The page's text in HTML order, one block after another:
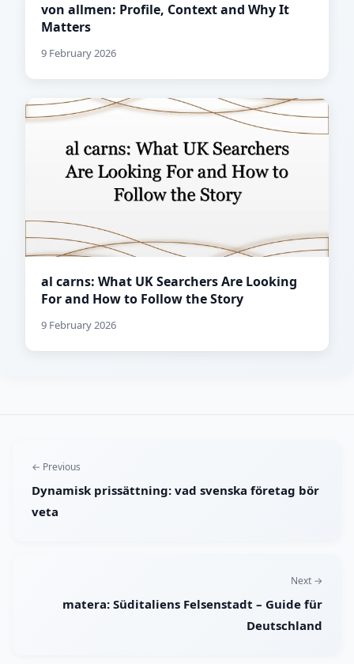
von allmen: Profile, Context and Why It
Matters
9 February 2026
al carns: What UK Searchers Are Looking
For and How to Follow the Story
9 February 2026
← Previous
Dynamisk prissättning: vad svenska företag bör
veta
Next →
matera: Süditaliens Felsenstadt – Guide für
Deutschland